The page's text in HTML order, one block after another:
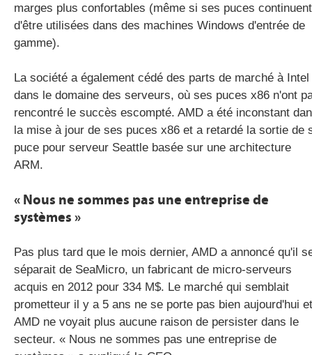
marges plus confortables (même si ses puces continuent
d'être utilisées dans des machines Windows d'entrée de
gamme).
La société a également cédé des parts de marché à Intel
dans le domaine des serveurs, où ses puces x86 n'ont
rencontré le succès escompté. AMD a été inconstant
la mise à jour de ses puces x86 et a retardé la sortie de
puce pour serveur Seattle basée sur une architecture
ARM.
« Nous ne sommes pas une entreprise de
systèmes »
Pas plus tard que le mois dernier, AMD a annoncé qu'il
séparait de SeaMicro, un fabricant de micro-serveurs
acquis en 2012 pour 334 M$. Le marché qui semblait
prometteur il y a 5 ans ne se porte pas bien aujourd'hui et
AMD ne voyait plus aucune raison de persister dans le
secteur. « Nous ne sommes pas une entreprise de